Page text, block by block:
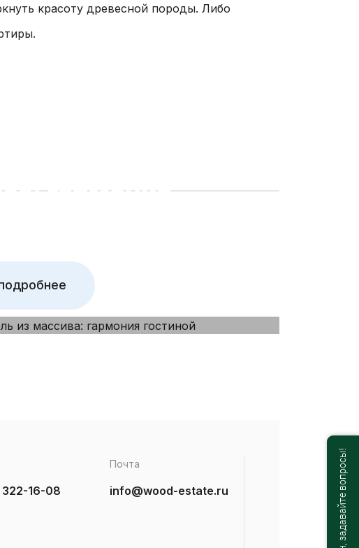
красоту древесной породы. Либо
гармония
16-08
Почта
info@wood-estate.ru